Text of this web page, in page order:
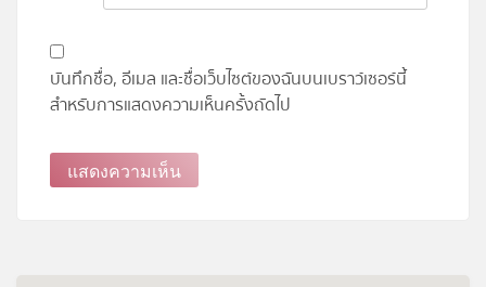
บันทึกชื่อ, อีเมล และชื่อเว็บไซต์ของฉันบนเบราว์เซอร์นี้
สำหรับการแสดงความเห็นครั้งถัดไป